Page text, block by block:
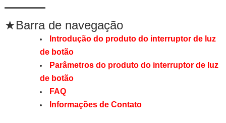
★Barra de navegação
Introdução do produto do interruptor de luz
de botão
Parâmetros do produto do interruptor de luz
de botão
FAQ
Informações de Contato